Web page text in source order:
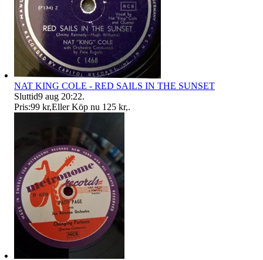
NAT KING COLE - RED SAILS IN THE SUNSET
Sluttid9 aug 20:22.
Pris:99 kr,Eller Köp nu 125 kr,.